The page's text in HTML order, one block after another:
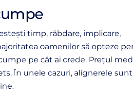
timp, răbdare, implicare,
oamenilor să opteze
pe cât ai crede. Prețul
În unele cazuri, alignerele sunt